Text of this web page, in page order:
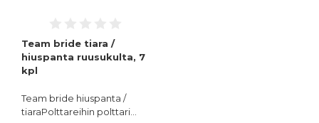
Team bride tiara /
hiuspanta ruusukulta, 7
kpl
Team bride hiuspanta /
tiaraPolttareihin polttari…